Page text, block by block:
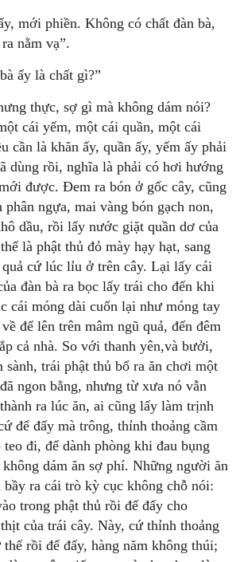
mới phiền. Không có chất đàn bà,
nằm vạ”.
ấy là chất gì?”
thực, sợ gì mà không dám nói?
cái yếm, một cái quần, một cái
cần là khăn ấy, quần ấy, yếm ấy phải
dùng rồi, nghĩa là phải có hơi hướng
được. Đem ra bón ở gốc cây, cũng
phân ngựa, mai vàng bón gạch non,
dầu, rồi lấy nước giặt quần dơ của
là phật thủ đỏ mày hạy hạt, sang
cứ lúc lỉu ở trên cây. Lại lấy cái
đàn bà ra bọc lấy trái cho đến khi
cái móng dài cuốn lại như móng tay
để lên trên mâm ngũ quả, đến đêm
cả nhà. So với thanh yên,và bưởi,
sành, trái phật thủ bổ ra ăn chơi một
ngon bằng, nhưng từ xưa nó vẫn
ra lúc ăn, ai cũng lấy làm trịnh
để đấy mà trông, thỉnh thoảng cầm
teo đi, để dành phòng khi đau bụng
dám ăn sợ phí. Những người ăn
bầy ra cái trò kỳ cục không chỗ nói:
trong phật thủ rồi để đấy cho
của trái cây. Này, cứ thỉnh thoảng
rồi để đấy, hàng năm không thúi;